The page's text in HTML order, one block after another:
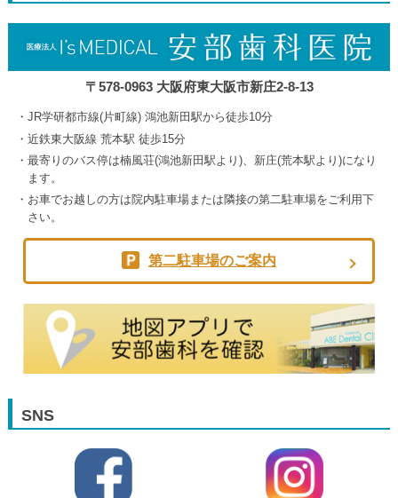
〒578-0963 大阪府東大阪市新庄2-8-13
JR学研都市線(片町線) 鴻池新田駅から徒歩10分
近鉄東大阪線 荒本駅 徒歩15分
最寄りのバス停は楠風荘(鴻池新田駅より)、新庄(荒本駅より)になり
ます。
お車でお越しの方は院内駐車場または隣接の第二駐車場をご利用下
さい。
第二駐車場のご案内
SNS